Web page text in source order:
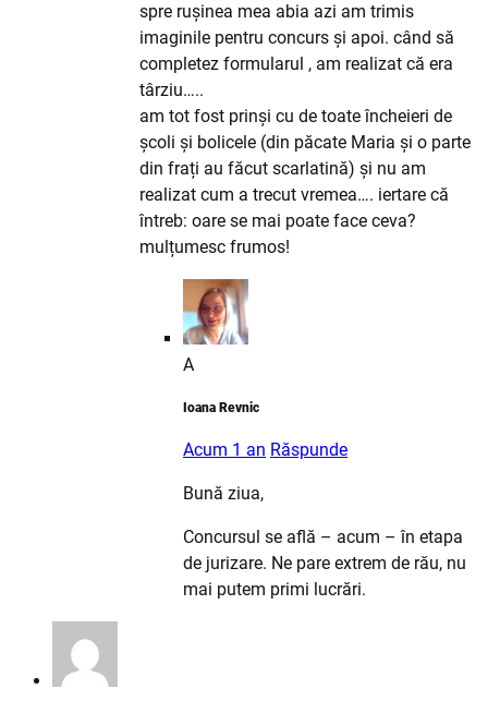
spre rușinea mea abia azi am trimis
imaginile pentru concurs și apoi. când să
completez formularul , am realizat că era
târziu…..
am tot fost prinși cu de toate încheieri de
școli și bolicele (din păcate Maria și o parte
din frați au făcut scarlatină) și nu am
realizat cum a trecut vremea…. iertare că
întreb: oare se mai poate face ceva?
mulțumesc frumos!
A
Ioana Revnic
Acum 1 an Răspunde
Bună ziua,
Concursul se află – acum – în etapa
de jurizare. Ne pare extrem de rău, nu
mai putem primi lucrări.